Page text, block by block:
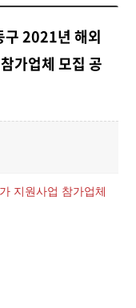
2021년 해외
가업체 모집 공
지원사업 참가업체